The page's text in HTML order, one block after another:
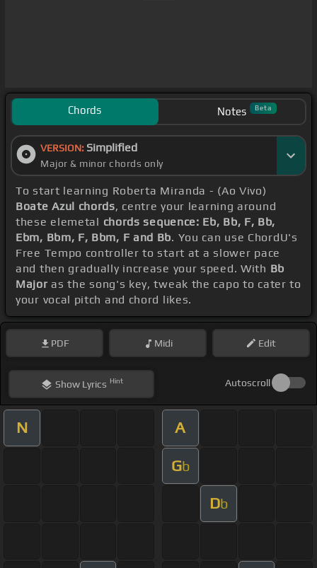
Chords Notes Beta
VERSION: Simplified
Major & minor chords only
To start learning Roberta Miranda - (Ao Vivo)
Boate Azul chords, centre your learning around
these elemetal chords sequence: Eb, Bb, F, Bb,
Ebm, Bbm, F, Bbm, F and Bb. You can use ChordU's
Free Tempo controller to start at a slower pace
and then gradually increase your speed. With Bb
Major as the song's key, tweak the capo to cater to
your vocal pitch and chord likes.
PDF Midi Edit
ShowLyrics Hint Autoscroll
N A
Gb
Db